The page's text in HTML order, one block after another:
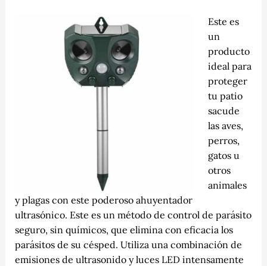
Este es
un
producto
ideal para
proteger
tu patio
sacude
las aves,
perros,
gatos u
otros
animales
y plagas con este poderoso ahuyentador
ultrasónico. Este es un método de control de parásito
seguro, sin químicos, que elimina con eficacia los
parásitos de su césped. Utiliza una combinación de
emisiones de ultrasonido y luces LED intensamente